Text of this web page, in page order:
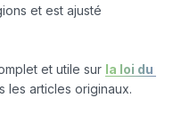
et est ajusté
et utile sur la loi du
les articles originaux.